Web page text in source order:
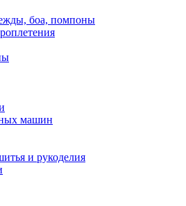
боа, помпоны
машин
и рукоделия